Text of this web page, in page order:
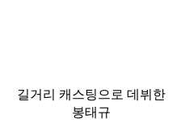
길거리 캐스팅으로 데뷔한
봉태규